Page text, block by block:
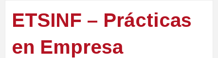
ETSINF – Prácticas
en Empresa